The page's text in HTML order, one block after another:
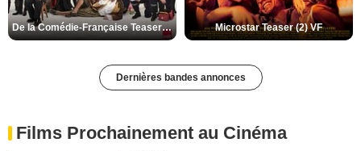
De la Comédie-Française Teaser (3) VF Microstar Teaser (2) VF
Dernières bandes annonces
Films Prochainement au Cinéma